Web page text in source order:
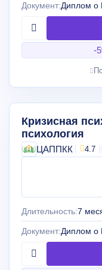
Документ:Диплом о
-
Кризисная
психология
ЦАППКК 4.7
Длительность:7
Документ:Диплом о